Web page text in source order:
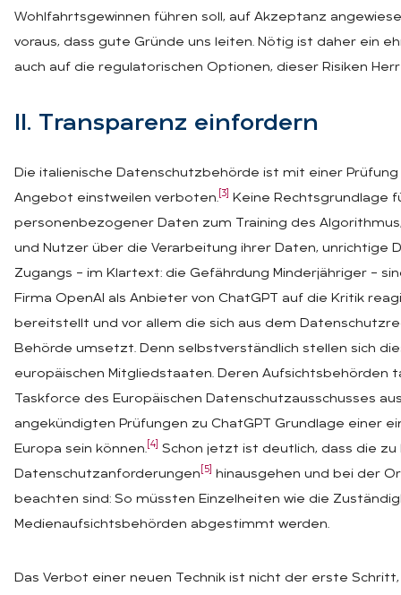
Wohlfahrtsgewinnen führen soll, auf Akzeptanz
voraus, dass gute Gründe uns leiten. Nötig ist daher ein
auch auf die regulatorischen Optionen, dieser Risiken
II. Trans­pa­renz ein­for­dern
Die italienische Datenschutzbehörde ist mit einer
Angebot einstweilen verboten. [3]
Keine Rechtsgrundlage
personenbezogener Daten zum Training des
und Nutzer über die Verarbeitung ihrer Daten, unrichtige
Zugangs – im Klartext: die Gefährdung Minderjähriger –
Firma OpenAI als Anbieter von ChatGPT auf die Kritik
bereitstellt und vor allem die sich aus dem
Behörde umsetzt. Denn selbstverständlich stellen sich
europäischen Mitgliedstaaten. Deren Aufsichtsbehörden
Taskforce des Europäischen Datenschutzausschusses
angekündigten Prüfungen zu ChatGPT Grundlage einer
Europa sein können. [4]
Schon jetzt ist deutlich, dass die
Datenschutzanforderungen [5]
hinausgehen und bei der
beachten sind: So müssten Einzelheiten wie die
Medienaufsichtsbehörden abgestimmt werden.
Das Verbot einer neuen Technik ist nicht der erste